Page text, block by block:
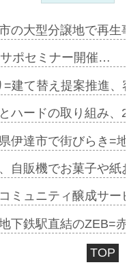
の大型分譲地で再
ポセミナー開催…
=建て替え提案推進
ハードの取り組み
伊達市で街びらき=
自販機でお菓子や
ミュニティ醸成サ
下鉄駅直結のZEB=
TOP